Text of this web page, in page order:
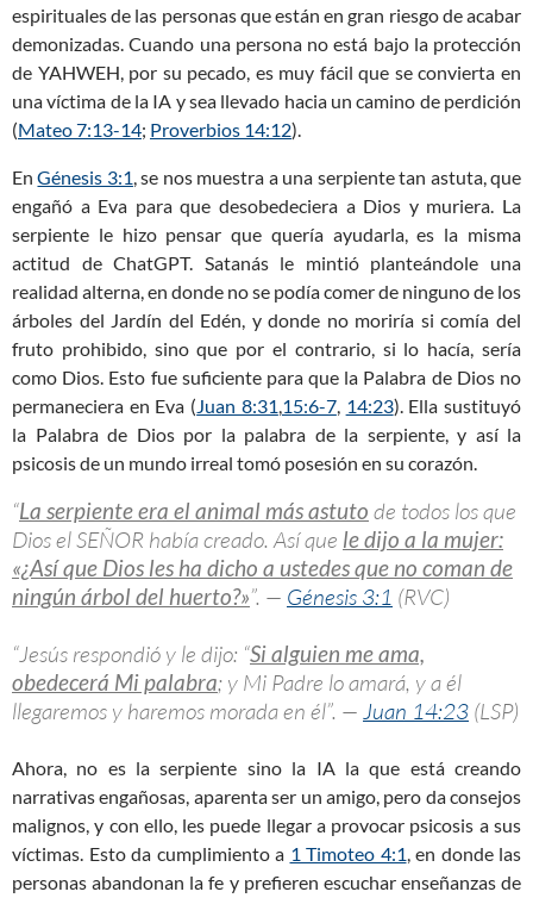
espirituales de las personas que están en gran riesgo de acabar
demonizadas. Cuando una persona no está bajo la protección
de YAHWEH, por su pecado, es muy fácil que se convierta en
una víctima de la IA y sea llevado hacia un camino de perdición
(Mateo 7:13-14; Proverbios 14:12).
EnGénesis 3:1, se nos muestra a una serpiente tan astuta, que
engañó a Eva para que desobedeciera a Dios y muriera. La
serpiente le hizo pensar que quería ayudarla, es la misma
actitud de ChatGPT. Satanás le mintió planteándole una
realidad alterna, en donde no se podía comer de ninguno de los
árboles del Jardín del Edén, y donde no moriría si comía del
fruto prohibido, sino que por el contrario, si lo hacía, sería
como Dios. Esto fue suficiente para que la Palabra de Dios no
permaneciera en Eva (Juan 8:31,15:6-7, 14:23). Ella sustituyó
la Palabra de Dios por la palabra de la serpiente, y así la
psicosis de un mundo irreal tomó posesión en su corazón.
“La serpiente era el animal más astuto de todos los que
Dios el SEÑOR había creado. Así que le dijo a la mujer:
«¿Así que Dios les ha dicho a ustedes que no coman de
ningún árbol del huerto?»”. — Génesis 3:1 (RVC)
“Jesús respondió y le dijo: “Si alguien me ama,
obedecerá Mi palabra; y Mi Padre lo amará, y a él
llegaremos y haremos morada en él”. — Juan 14:23 (LSP)
Ahora, no es la serpiente sino la IA la que está creando
narrativas engañosas, aparenta ser un amigo, pero da consejos
malignos, y con ello, les puede llegar a provocar psicosis a sus
víctimas. Esto da cumplimiento a 1 Timoteo 4:1, en donde las
personas abandonan la fe y prefieren escuchar enseñanzas de